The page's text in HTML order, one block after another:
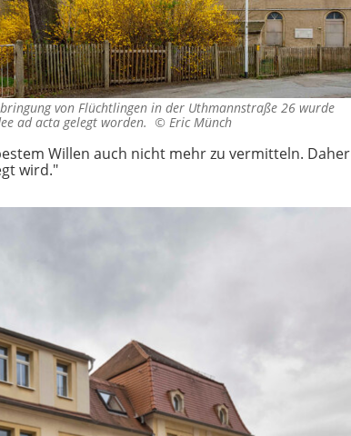
von Flüchtlingen in der Uthmannstraße 26 wurde
ad acta gelegt worden. © Eric Münch
Willen auch nicht mehr zu vermitteln. Daher
wird."